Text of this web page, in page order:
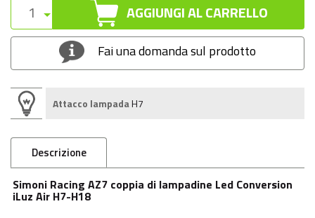
AGGIUNGI AL CARRELLO
Fai una domanda sul prodotto
Attacco lampadaH7
Descrizione
Simoni Racing AZ7 coppia di lampadine Led Conversion
iLuz Air H7-H18